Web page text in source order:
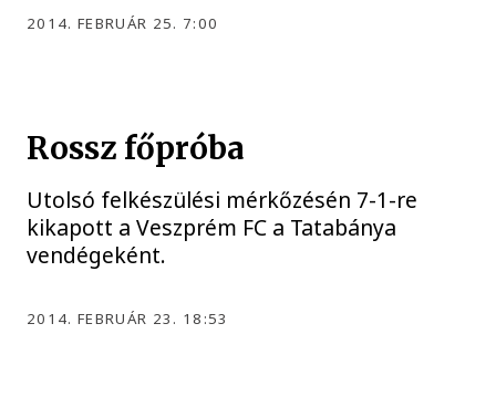
2014. FEBRUÁR 25. 7:00
Rossz főpróba
Utolsó felkészülési mérkőzésén 7-1-re
kikapott a Veszprém FC a Tatabánya
vendégeként.
2014. FEBRUÁR 23. 18:53